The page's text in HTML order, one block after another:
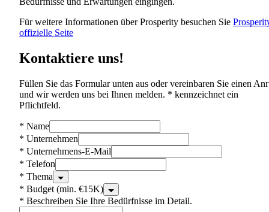
Für weitere Informationen über Prosperity besuchen Sie
offizielle Seite
Kontaktiere uns!
Füllen Sie das Formular unten aus oder vereinbaren Sie einen
und wir werden uns bei Ihnen melden. * kennzeichnet ein
Pflichtfeld.
* Name
* Unternehmen
* Unternehmens-E-Mail
* Telefon
* Thema
* Budget (min. €15K)
* Beschreiben Sie Ihre Bedürfnisse im Detail.